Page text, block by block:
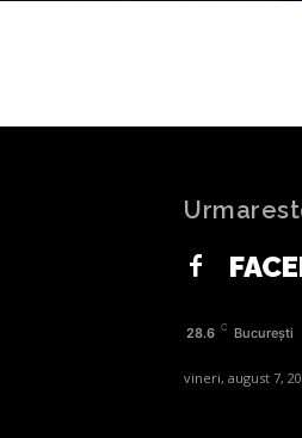
28.6 C București
vineri, august 7,